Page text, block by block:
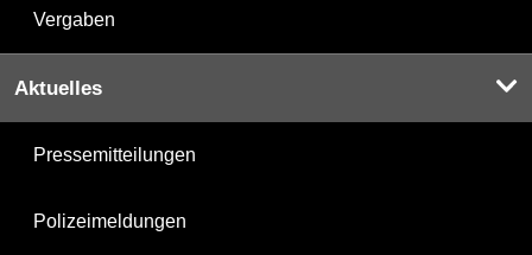
Vergaben
Aktuelles
Pressemitteilungen
Polizeimeldungen